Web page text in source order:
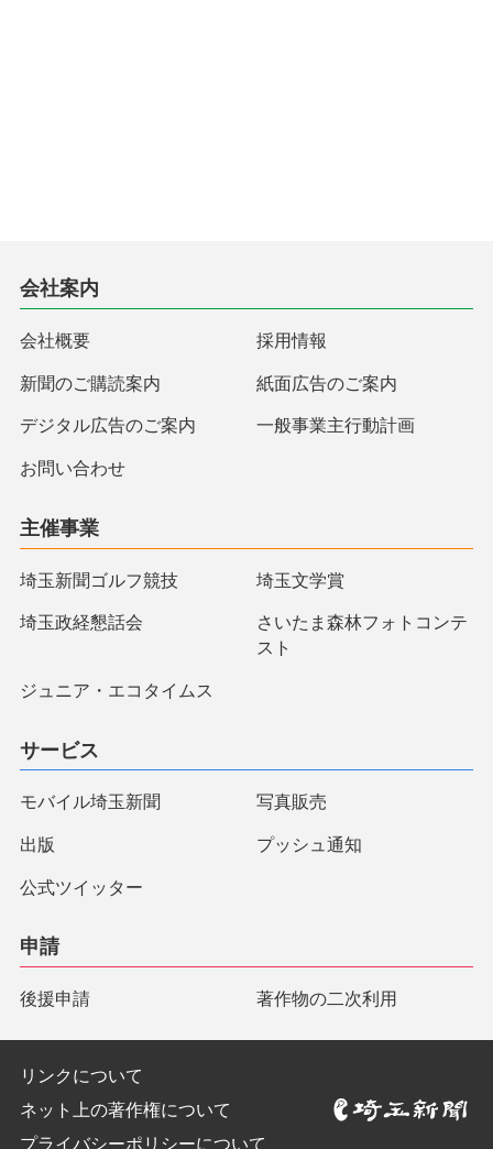
会社案内
会社概要 採用情報
新聞のご購読案内 紙面広告のご案内
デジタル広告のご案内 一般事業主行動計画
お問い合わせ
主催事業
埼玉新聞ゴルフ競技 埼玉文学賞
埼玉政経懇話会
さいたま森林フォトコンテ
スト
ジュニア・エコタイムス
サービス
モバイル埼玉新聞 写真販売
出版 プッシュ通知
公式ツイッター
申請
後援申請 著作物の二次利用
リンクについて
ネット上の著作権について
プライバシーポリシーについて